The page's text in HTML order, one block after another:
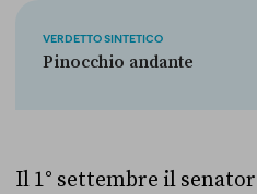
VERDETTO SINTETICO
Pinocchio andante
Il 1° settembre il